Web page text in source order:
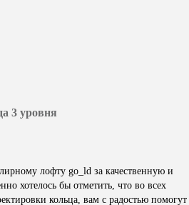
3 уровня
лофту go_ld за качественную и
хотелось бы отметить, что во всех
кольца, вам с радостью